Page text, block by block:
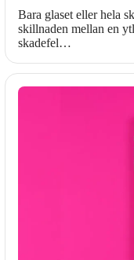
Bara glaset eller hela
skillnaden mellan en
skadefel…